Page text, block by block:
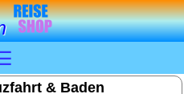
& Baden